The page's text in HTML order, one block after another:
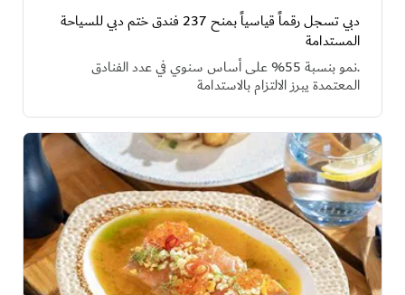
دبي تسجل رقماً قياسياً بمنح 237 فندق ختم دبي للسياحة
المستدامة
.نمو بنسبة 55% على أساس سنوي في عدد الفنادق
المعتمدة يبرز الالتزام بالاستدامة